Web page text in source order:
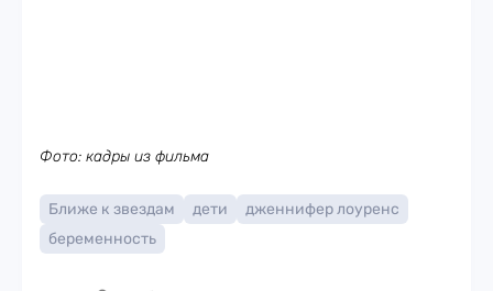
Фото: кадры из фильма
Ближе к звездам дети
дженнифер лоуренс
беременность